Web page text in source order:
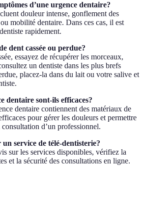
d’une urgence dentaire?
douleur intense, gonflement des
mobilité dentaire. Dans ces cas, il est
rapidement.
dent cassée ou perdue?
essayez de récupérer les morceaux,
un dentiste dans les plus brefs
placez-la dans du lait ou votre salive et
dentaire sont-ils efficaces?
dentaire contiennent des matériaux de
pour gérer les douleurs et permettre
d’un professionnel.
service de télé-dentisterie?
sur les services disponibles, vérifiez la
et la sécurité des consultations en ligne.